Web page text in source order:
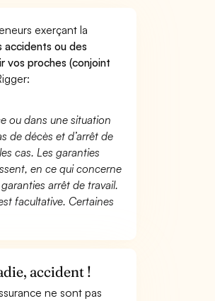
exerçant la
accidents ou des
vos proches (conjoint
ou dans une situation
de décès et d’arrêt de
cas. Les garanties
en ce qui concerne
arrêt de travail.
facultative. Certaines
accident !
ne sont pas